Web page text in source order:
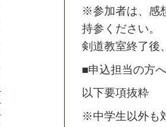
※参加者は、感
持参ください。
剣道教室終了後
■申込担当の方へ
以下要項抜粋
※中学生以外も